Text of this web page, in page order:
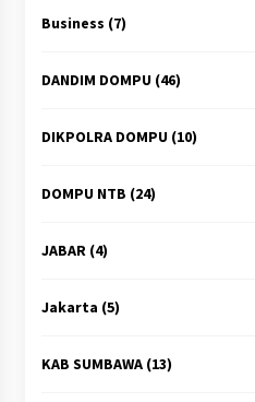
Business (7)
DANDIM DOMPU(46)
DIKPOLRA DOMPU(10)
DOMPU NTB (24)
JABAR(4)
Jakarta (5)
KAB SUMBAWA(13)